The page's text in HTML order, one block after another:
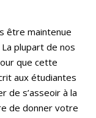
être maintenue
plupart de nos
que cette
aux étudiantes
de s’asseoir à la
de donner votre